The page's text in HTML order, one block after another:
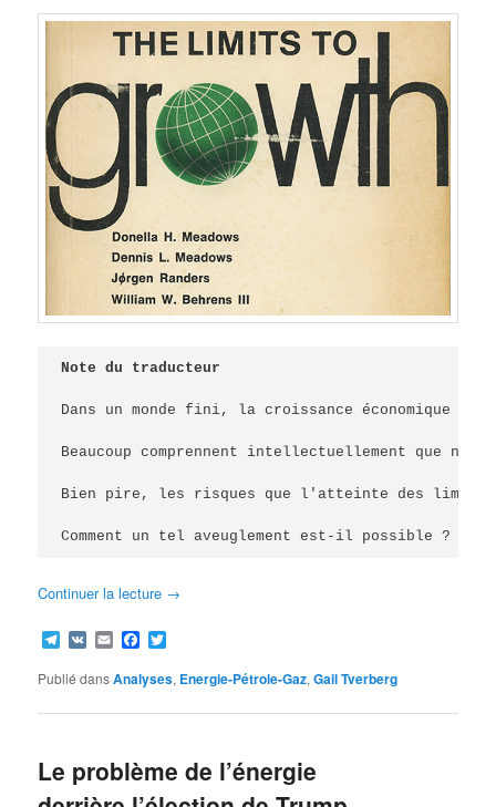
Note du traducteur
Dans un monde fini, la croissance économique
Beaucoup comprennent intellectuellement que
Bien pire, les risques que l'atteinte des limites
Continuer la lecture →
Telegram
VK EmailFacebook
Publié dansAnalyses, Energie-Pétrole-Gaz,Gail Tverberg
Le problème de l’énergie